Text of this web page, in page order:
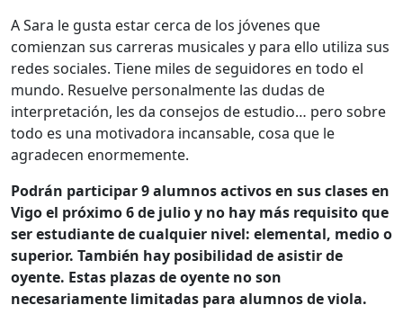
A Sara le gusta estar cerca de los jóvenes que
comienzan sus carreras musicales y para ello utiliza sus
redes sociales. Tiene miles de seguidores en todo el
mundo. Resuelve personalmente las dudas de
interpretación, les da consejos de estudio… pero sobre
todo es una motivadora incansable, cosa que le
agradecen enormemente.
Podrán participar 9 alumnos activos en sus clases en
Vigo el próximo 6 de julio y no hay más requisito que
ser estudiante de cualquier nivel: elemental, medio o
superior. También hay posibilidad de asistir de
oyente. Estas plazas de oyente no son
necesariamente limitadas para alumnos de viola.